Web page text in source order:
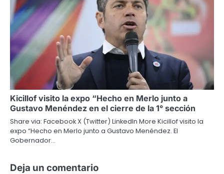
Kicillof visito la expo “Hecho en Merlo junto a
Gustavo Menéndez en el cierre de la 1° sección
Share via: Facebook X (Twitter) LinkedIn More Kicillof visito la
expo “Hecho en Merlo junto a Gustavo Menéndez. El
Gobernador…
Deja un comentario